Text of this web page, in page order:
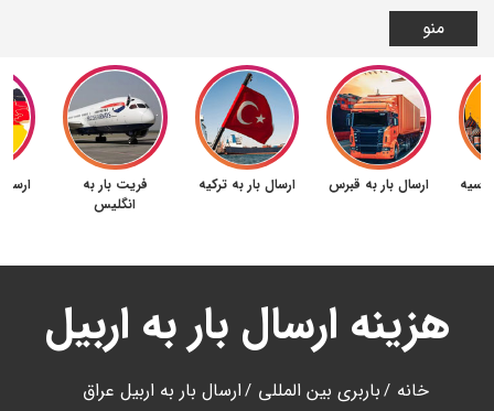
منو
فریت بار به
انگلیس
ارسال بار به ترکیه ارسال بار به قبرس
هزینه ارسال بار به اربیل
خانه باربری بین المللی
ارسال بار به اربیل عراق